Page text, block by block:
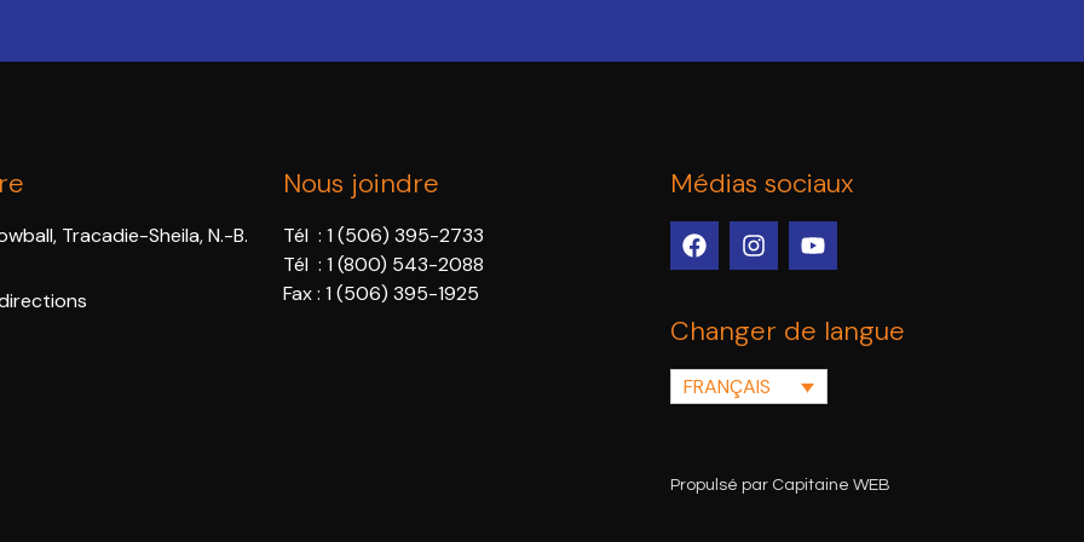
Tracadie-Sheila, N.-B.
Nous joindre
Tél : 1 (506) 395-2733
Tél : 1 (800) 543-2088
Fax : 1 (506) 395-1925
Médias sociaux
Changer de langue
FRANÇAIS
Propulsé par Capitaine WEB